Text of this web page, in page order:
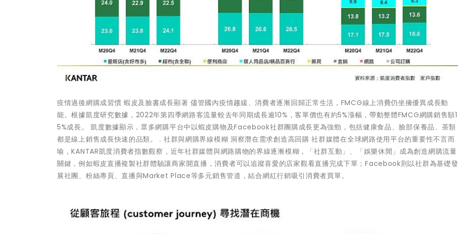
疫情過後網購成習慣 蝦皮及臉書成長顯著 儘管國內疫情趨緩、消費者逐漸回歸正常生活，FMCG線上消費仍坐擁優異成長動
能。根據凱度研究數據，2022年第四季網路客流量較去年同期成長逾10%，客單價也有約5%漲幅，帶動整體FMCG網購銷售額1
5%成長。 凱度數據顯示，眾多網購平台中以蝦皮購物及Facebook社群團購成長更為強勁，包括健康食品、臉部保養品、茶類
都是線上銷售成長快速的品類。 . 社群與網購界線模糊 洞察潛在需求創造高回購 社群媒體在全球網路使用平台的重要性不言而
喻，KANTAR凱度消費者指數觀察，近年社群媒體與網路購物的界線逐漸模糊，「社群互動」、「娛樂休閒」成為創造網購流量
關鍵，例如蝦皮直播複製社群體驗讓商家開直播，消費者可以追蹤喜愛的店家觀看直播完成下單；Facebook則以社群為基礎發
展社團、粉絲專頁、直播與Market Place等多元銷售管道，結合網紅行銷吸引消費者買單。